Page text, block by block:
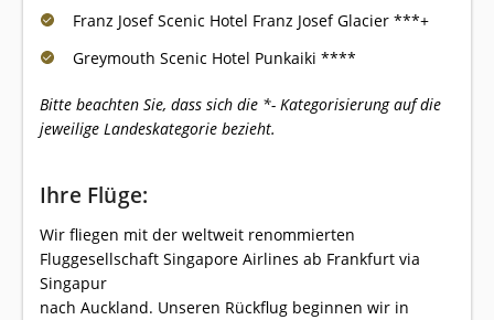
Franz Josef Scenic Hotel Franz Josef Glacier ***+
Greymouth Scenic Hotel Punkaiki ****
Bitte beachten Sie, dass sich die *- Kategorisierung auf die
jeweilige Landeskategorie bezieht.
Ihre Flüge:
Wir fliegen mit der weltweit renommierten
Fluggesellschaft Singapore Airlines ab Frankfurt via
Singapur
nach Auckland. Unseren Rückflug beginnen wir in